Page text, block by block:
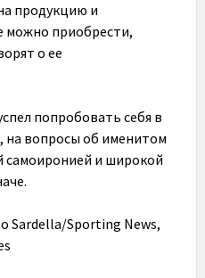
продукцию и
можно приобрести,
о ее
попробовать себя в
на вопросы об именитом
самоиронией и широкой
Sardella/Sporting News,